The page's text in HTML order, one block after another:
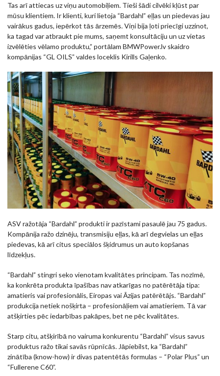
Tas arī attiecas uz viņu automobiļiem. Tieši šādi cilvēki kļūst par
mūsu klientiem. Ir klienti, kuri lietoja “Bardahl” eļļas un piedevas jau
vairākus gadus, iepērkot tās ārzemēs. Viņi bija ļoti priecīgi uzzinot,
ka tagad var atbraukt pie mums, saņemt konsultāciju un uz vietas
izvēlēties vēlamo produktu,” portālam BMWPower.lv skaidro
kompānijas “GL OILS” valdes loceklis Kirills Gaļenko.
ASV ražotāja “Bardahl” produkti ir pazīstami pasaulē jau 75 gadus.
Kompānija ražo dzinēju, transmisiju eļļas, kā arī degvielas un eļļas
piedevas, kā arī citus speciālos šķidrumus un auto kopšanas
līdzekļus.
“Bardahl” stingri seko vienotam kvalitātes principam. Tas nozīmē,
ka konkrēta produkta īpašības nav atkarīgas no patērētāja tipa:
amatieris vai profesionālis, Eiropas vai Āzijas patērētājs. “Bardahl”
produkcija netiek nošķirta – profesionāļiem vai amatieriem. Tā var
atšķirties pēc iedarbības pakāpes, bet ne pēc kvalitātes.
Starp citu, atšķirībā no vairuma konkurentu “Bardahl” visus savus
produktus ražo tikai savās rūpnīcās. Jāpiebilst, ka “Bardahl”
zinātība (know-how) ir divas patentētās formulas – “Polar Plus” un
“Fullerene C60”.